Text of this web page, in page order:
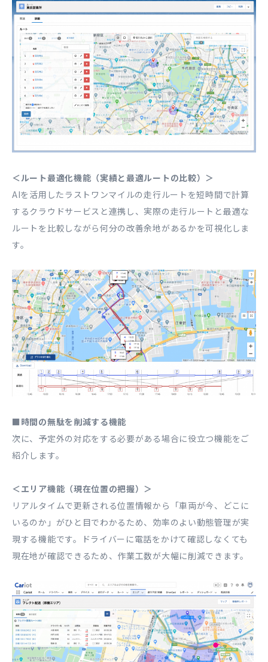
＜ルート最適化機能（実績と最適ルートの比較）＞
AIを活用したラストワンマイルの走行ルートを短時間で計算
するクラウドサービスと連携し、実際の走行ルートと最適な
ルートを比較しながら何分の改善余地があるかを可視化しま
す。
■時間の無駄を削減する機能
次に、予定外の対応をする必要がある場合に役立つ機能をご
紹介します。
＜エリア機能（現在位置の把握）＞
リアルタイムで更新される位置情報から「車両が今、どこに
いるのか」がひと目でわかるため、効率のよい動態管理が実
現する機能です。ドライバーに電話をかけて確認しなくても
現在地が確認できるため、作業工数が大幅に削減できます。